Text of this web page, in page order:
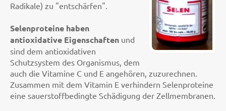
Radikale) zu "entschärfen".
Selenproteine haben
antioxidative Eigenschaften und
sind dem antioxidativen
Schutzsystem des Organismus, dem
auch die Vitamine C und E angehören, zuzurechnen.
Zusammen mit dem Vitamin E verhindern Selenproteine
eine sauerstoffbedingte Schädigung der Zellmembranen.